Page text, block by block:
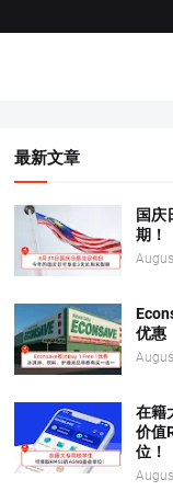
最新文章
国庆
期！
优惠
在籍
价值
位！